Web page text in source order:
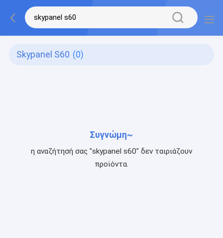
Skypanel S60 (0)
Συγνώμη~
η αναζήτησή σας "skypanel s60" δεν ταιριάζουν
προϊόντα.